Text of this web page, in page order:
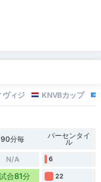
ヴィジ KNVBカップ
90分毎 パーセンタイ
ル
N/A 6
合81分 22